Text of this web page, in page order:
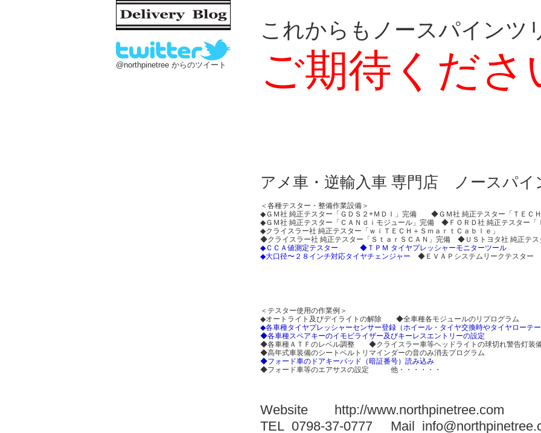
@northpinetree からのツイート
これからもノースパインツ
ご期待くださ
アメ車・逆輸入車 専門店 ノースパイ
＜各種テスター・整備作業設備＞
◆ＧＭ社 純正テスター「ＧＤＳ２+ＭＤＩ」完備 ◆ＧＭ社 純正テスター「ＴＥＣ
◆ＧＭ社 純正テスター「ＣＡＮｄｉモジュール」完備 ◆ＦＯＲＤ社 純正テスター「
◆クライスラー社 純正テスター「ｗｉＴＥＣＨ＋ＳｍａｒｔＣａｂｌｅ」
◆クライスラー社 純正テスター「ＳｔａｒＳＣＡＮ」完備 ◆ＵＳトヨタ社 純正テス
◆ＣＣＡ値測定テスター
◆ＴＰＭ タイヤプレッシャーモニターツール
◆大口径〜２８インチ対応タイヤチェンジャー ◆ＥＶＡＰシステムリークテスター
＜テスター使用の作業例＞
◆オートライト及びデイライトの解除 ◆全車種各モジュールのリプログラム
◆各車種タイヤプレッシャーセンサー登録（ホイール・タイヤ交換時やタイヤローテ
◆各車種スペアキーのイモビライザー及びキーレスエントリーの設定
◆各車種ＡＴＦのレベル調整 ◆クライスラー車等ヘッドライトの球切れ警告灯装
◆高年式車装備のシートベルトリマインダーの音のみ消去プログラム
◆フォード車のドアキーパッド（暗証番号）読み込み
◆フォード車等のエアサスの設定 他・・・・・・
Website http://www.northpinetree.com
TEL 0798-37-0777 Mail